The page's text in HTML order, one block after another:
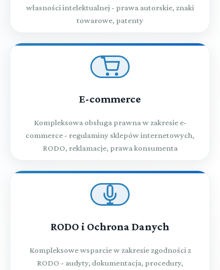
własności intelektualnej - prawa autorskie, znaki
towarowe, patenty
E-commerce
Kompleksowa obsługa prawna w zakresie e-
commerce - regulaminy sklepów internetowych,
RODO, reklamacje, prawa konsumenta
RODO i Ochrona Danych
Kompleksowe wsparcie w zakresie zgodności z
RODO - audyty, dokumentacja, procedury,